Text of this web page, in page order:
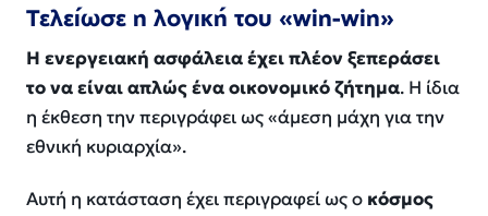
Τελείωσε η λογική του «win-win»
Η ενεργειακή ασφάλεια έχει πλέον ξεπεράσει
το να είναι απλώς ένα οικονομικό ζήτημα. Η ίδια
η έκθεση την περιγράφει ως «άμεση μάχη για την
εθνική κυριαρχία».
Αυτή η κατάσταση έχει περιγραφεί ως ο κόσμος